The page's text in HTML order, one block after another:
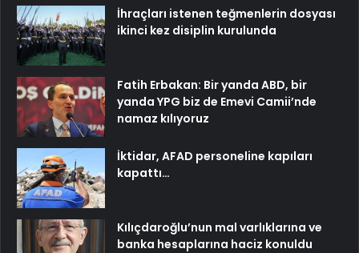
İhraçları istenen teğmenlerin dosyası
ikinci kez disiplin kurulunda
Fatih Erbakan: Bir yanda ABD, bir
yanda YPG biz de Emevi Camii’nde
namaz kılıyoruz
İktidar, AFAD personeline kapıları
kapattı…
Kılıçdaroğlu’nun mal varlıklarına ve
banka hesaplarına haciz konuldu